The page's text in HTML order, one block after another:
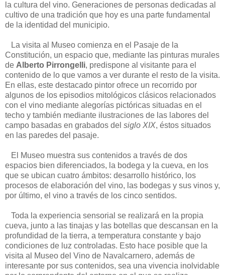
la cultura del vino. Generaciones de personas dedicadas al
cultivo de una tradición que hoy es una parte fundamental
de la identidad del municipio.
La visita al Museo comienza en el Pasaje de la
Constitución, un espacio que, mediante las pinturas murales
de Alberto Pirrongelli, predispone al visitante para el
contenido de lo que vamos a ver durante el resto de la visita.
En ellas, este destacado pintor ofrece un recorrido por
algunos de los episodios mitológicos clásicos relacionados
con el vino mediante alegorías pictóricas situadas en el
techo y también mediante ilustraciones de las labores del
campo basadas en grabados del siglo XIX, éstos situados
en las paredes del pasaje.
El Museo muestra sus contenidos a través de dos
espacios bien diferenciados, la bodega y la cueva, en los
que se ubican cuatro ámbitos: desarrollo histórico, los
procesos de elaboración del vino, las bodegas y sus vinos y,
por último, el vino a través de los cinco sentidos.
Toda la experiencia sensorial se realizará en la propia
cueva, junto a las tinajas y las botellas que descansan en la
profundidad de la tierra, a temperatura constante y bajo
condiciones de luz controladas. Esto hace posible que la
visita al Museo del Vino de Navalcarnero, además de
interesante por sus contenidos, sea una vivencia inolvidable